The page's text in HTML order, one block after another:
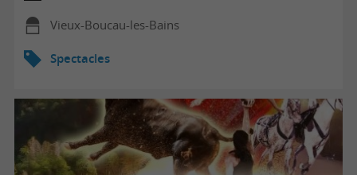
Vieux-Boucau-les-Bains
Spectacles